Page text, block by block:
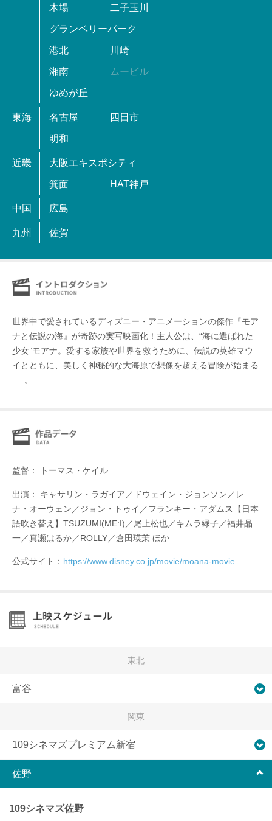
木場 二子玉川
グランベリーパーク
港北 川崎
湘南 ムービル
ゆめが丘
東海 名古屋 四日市
明和
近畿 大阪エキスポシティ
箕面 HAT神戸
中国 広島
九州 佐賀
世界中で愛されているディズニー・アニメーションの傑作『モア
ナと伝説の海』が奇跡の実写映画化！主人公は、“海に選ばれた
少女”モアナ。愛する家族や世界を救うために、伝説の英雄マウ
イとともに、美しく神秘的な大海原で想像を超える冒険が始まる
──。
監督： トーマス・ケイル
出演： キャサリン・ラガイア／ドウェイン・ジョンソン／レ
ナ・オーウェン／ジョン・トゥイ／フランキー・アダムス【日本
語吹き替え】TSUZUMI(ME:I)／尾上松也／キムラ緑子／福井晶
一／真瀬はるか／ROLLY／倉田瑛茉 ほか
公式サイト： https://www.disney.co.jp/movie/moana-movie
東北
富谷
関東
109シネマズプレミアム新宿
佐野
109シネマズ佐野